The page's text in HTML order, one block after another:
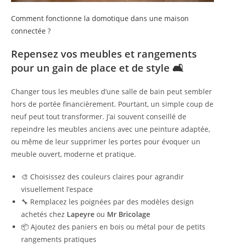
Comment fonctionne la domotique dans une maison
connectée ?
Repensez vos meubles et rangements
pour un gain de place et de style 🛋️
Changer tous les meubles d’une salle de bain peut sembler
hors de portée financièrement. Pourtant, un simple coup de
neuf peut tout transformer. J’ai souvent conseillé de
repeindre les meubles anciens avec une peinture adaptée,
ou même de leur supprimer les portes pour évoquer un
meuble ouvert, moderne et pratique.
🎨 Choisissez des couleurs claires pour agrandir
visuellement l’espace
🔧 Remplacez les poignées par des modèles design
achetés chez Lapeyre ou Mr Bricolage
📦 Ajoutez des paniers en bois ou métal pour de petits
rangements pratiques